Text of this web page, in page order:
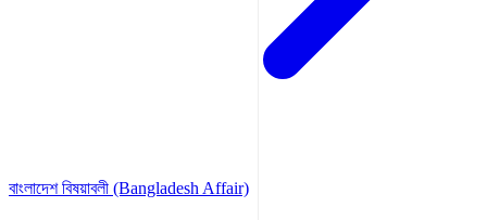
বাংলাদেশ বিষয়াবলী (Bangladesh Affair)